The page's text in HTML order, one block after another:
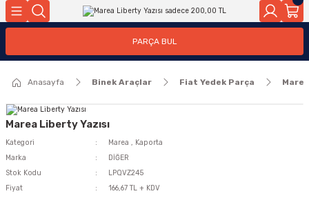
Geri Dön
Geri Dön
PARÇA BUL
Anasayfa Binek Araçlar Fiat Yedek Parça Marea
Marea Liberty Yazısı
Kategori Marea , Kaporta
Marka
DİĞER
Stok Kodu
LPQVZ245
Fiyat
166,67 TL + KDV